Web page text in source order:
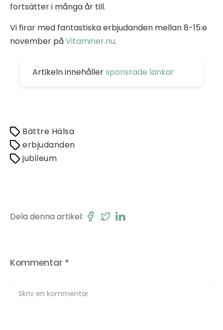
fortsätter i många år till.
Vi firar med fantastiska erbjudanden mellan 8-15:e
november påVitaminer.nu.
Artikeln innehållersponsrade länkar
Bättre Hälsa
erbjudanden
jubileum
Dela denna artikel:
Kommentar *